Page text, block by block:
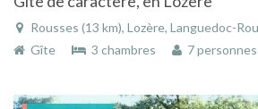
Rousses (13 km), Lozère, Languedoc-
Gîte
3 chambres 7 personnes